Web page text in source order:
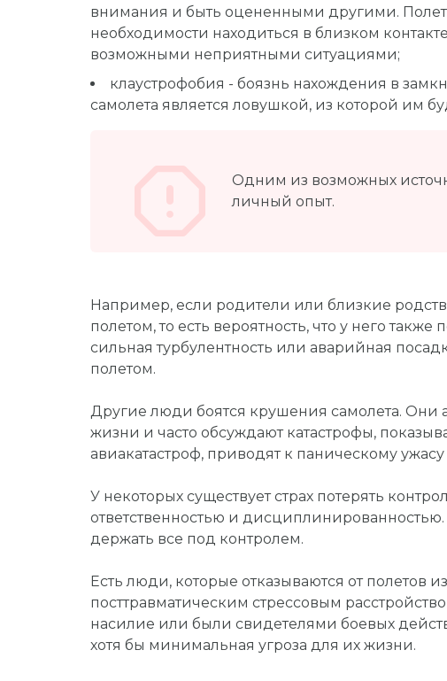
внимания и быть оцененными другими.
необходимости находиться в близком
возможными неприятными ситуациями;
клаустрофобия - боязнь нахождения в
самолета является ловушкой, из которой им
Одним из возможных
личный опыт.
Например, если родители или близкие
полетом, то есть вероятность, что у него
сильная турбулентность или аварийная
полетом.
Другие люди боятся крушения самолета. Они
жизни и часто обсуждают катастрофы,
авиакатастроф, приводят к паническому
У некоторых существует страх потерять
ответственностью и
держать все под контролем.
Есть люди, которые отказываются от полетов
посттравматическим стрессовым
насилие или были свидетелями боевых
хотя бы минимальная угроза для их жизни.